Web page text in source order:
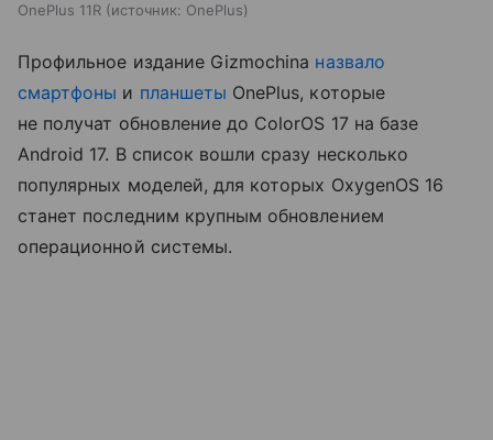
OnePlus 11R источник: OnePlus
Профильное издание Gizmochina назвало
смартфоны и планшеты OnePlus, которые
не получат обновление до ColorOS 17 на базе
Android 17. В список вошли сразу несколько
популярных моделей, для которых OxygenOS 16
станет последним крупным обновлением
операционной системы.